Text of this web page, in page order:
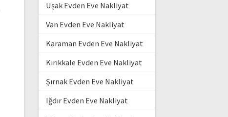
Uşak Evden Eve Nakliyat
Van Evden Eve Nakliyat
Karaman Evden Eve Nakliyat
Kırıkkale Evden Eve Nakliyat
Şırnak Evden Eve Nakliyat
Iğdır Evden Eve Nakliyat